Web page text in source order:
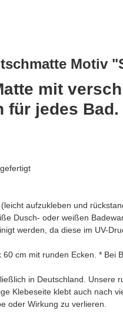
Motiv
mit
für jedes Bad.
aufzukleben und
Dusch- oder weißen
werden, da diese im UV-
cm mit runden Ecken. *
in Deutschland.
Klebeseite klebt auch nach
oder Wirkung zu verlieren.